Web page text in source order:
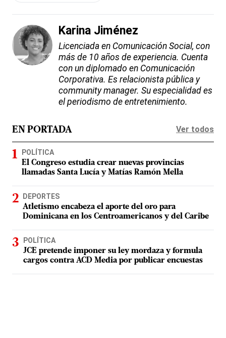
Karina Jiménez
Licenciada en Comunicación Social, con
más de 10 años de experiencia. Cuenta
con un diplomado en Comunicación
Corporativa. Es relacionista pública y
community manager. Su especialidad es
el periodismo de entretenimiento.
EN PORTADA Ver todos
POLÍTICA
El Congreso estudia crear nuevas provincias
llamadas Santa Lucía y Matías Ramón Mella
DEPORTES
Atletismo encabeza el aporte del oro para
Dominicana en los Centroamericanos y del Caribe
POLÍTICA
JCE pretende imponer su ley mordaza y formula
cargos contra ACD Media por publicar encuestas